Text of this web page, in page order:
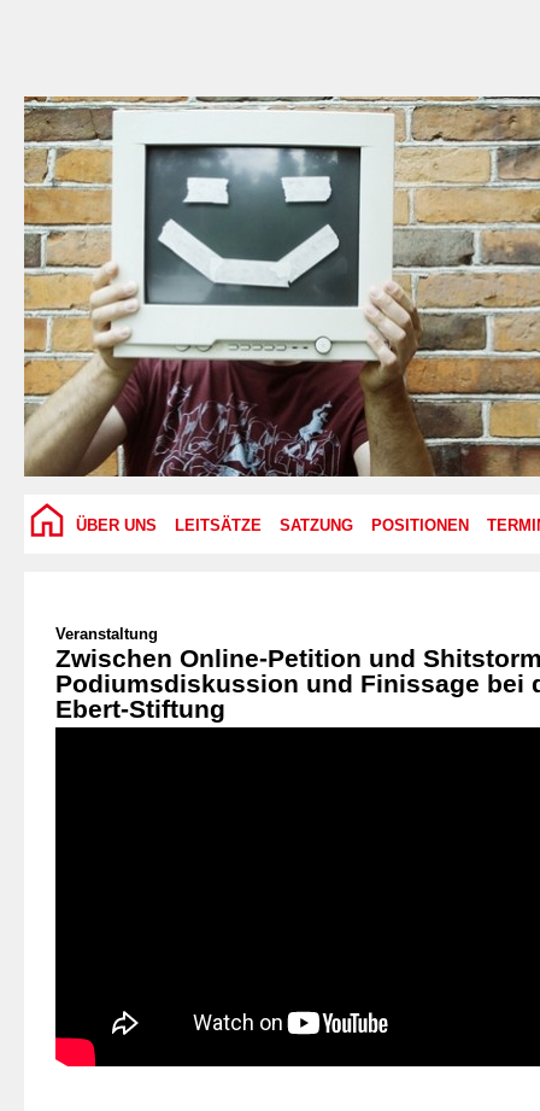
ÜBER UNS LEITSÄTZE SATZUNG POSITIONEN
Veranstaltung
Zwischen Online-Petition und
Podiumsdiskussion und Finissage bei
Ebert-Stiftung